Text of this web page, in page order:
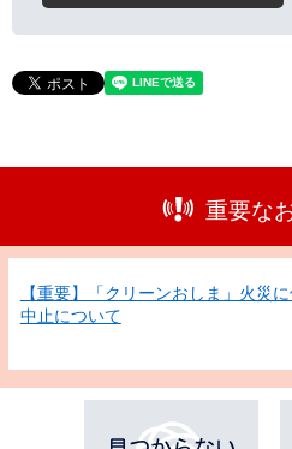
重要な
【重要】「クリーンおしま」火災
中止について